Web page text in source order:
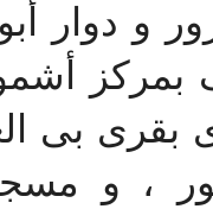
دوار أبو
بى
، و